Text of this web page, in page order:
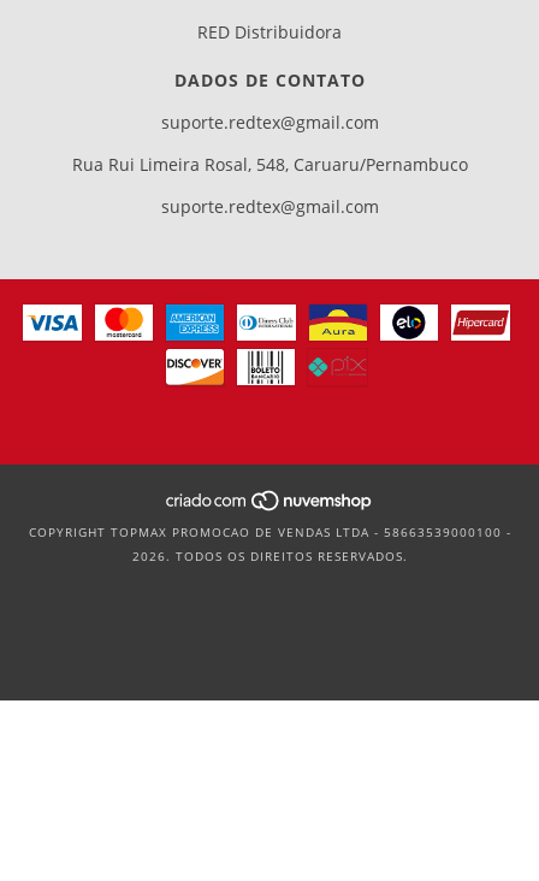
RED Distribuidora
DADOS DE CONTATO
suporte.redtex@gmail.com
Rua Rui Limeira Rosal, 548, Caruaru/Pernambuco
suporte.redtex@gmail.com
COPYRIGHT TOPMAX PROMOCAO DE VENDAS LTDA - 58663539000100 -
2026. TODOS OS DIREITOS RESERVADOS.